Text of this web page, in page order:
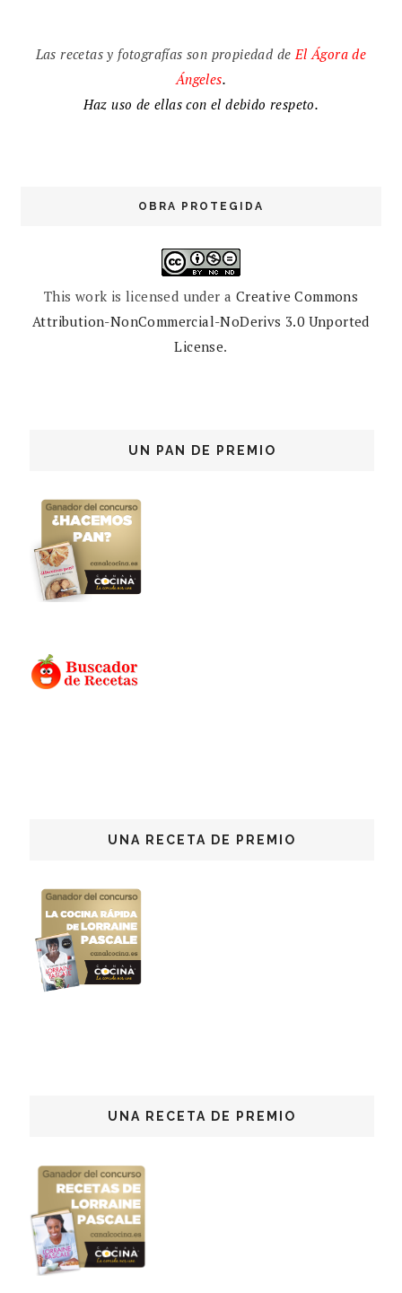
Las recetas y fotografías son propiedad deElÁgora de
Ángeles.
Haz uso de ellas con el debido respeto.
OBRA PROTEGIDA
This work is licensed under a Creative Commons
Attribution-NonCommercial-NoDerivs 3.0 Unported
License.
UN PAN DE PREMIO
UNA RECETA DE PREMIO
UNA RECETA DE PREMIO